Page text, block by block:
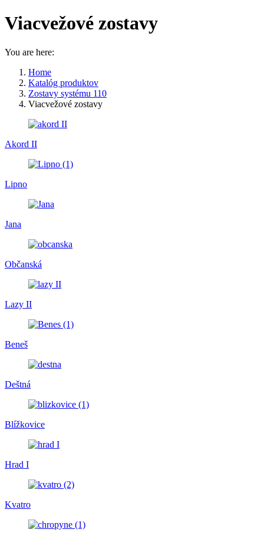
Viacvežové zostavy
You are here:
Home
Katalóg produktov
Zostavy systému 110
Viacvežové zostavy
Akord II
Lipno
Jana
Občanská
Lazy II
Beneš
Deštná
Blížkovice
Hrad I
Kvatro